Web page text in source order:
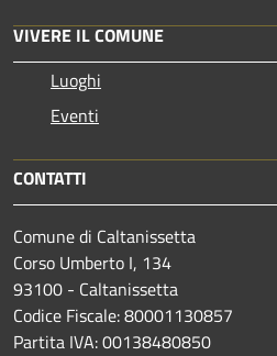
VIVERE IL COMUNE
Luoghi
Eventi
CONTATTI
Comune di Caltanissetta
Corso Umberto I, 134
93100 - Caltanissetta
Codice Fiscale: 80001130857
Partita IVA: 00138480850